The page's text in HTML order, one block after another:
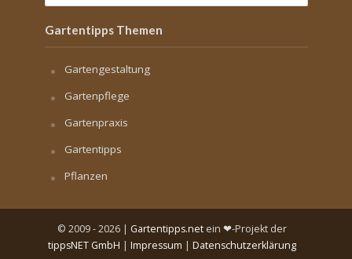
Gartentipps Themen
Gartengestaltung
Gartenpflege
Gartenpraxis
Gartentipps
Pflanzen
© 2009 - 2026 | Gartentipps.net ein ❤-Projekt der
tippsNET GmbH | Impressum | Datenschutzerklärung